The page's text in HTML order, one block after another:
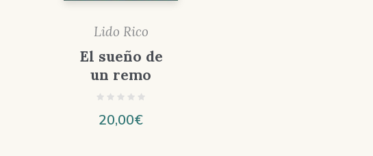
Lido Rico
El sueño de
un remo
20,00€